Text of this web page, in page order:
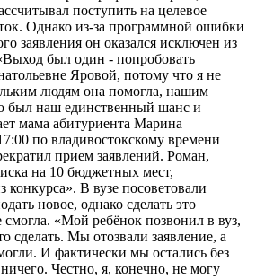
поступить на целевое
Однако из-за программной ошибки
заявления он оказался исключен из
был один - попробовать
Яровой, потому что я не
людям она помогла, нашим
был наш единственный шанс и
мама абитуриента Марина
по владивостокскому времени
прием заявлений. Роман,
на 10 бюджетных мест,
В вузе посоветовали
новое, однако сделать это
«Мой ребёнок позвонил в вуз,
сделать. Мы отозвали заявление, а
И фактически мы остались без
Честно, я, конечно, не могу